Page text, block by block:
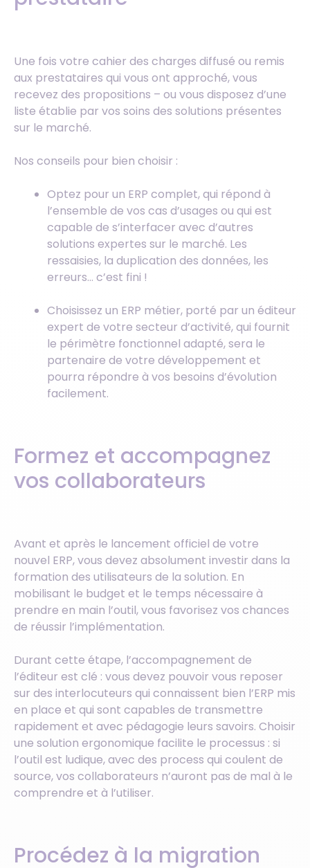
Une fois votre cahier des charges diffusé ou remis
aux prestataires qui vous ont approché, vous
recevez des propositions – ou vous disposez d’une
liste établie par vos soins des solutions présentes
sur le marché.
Nos conseils pour bien choisir :
Optez pour un ERP complet, qui répond à
l’ensemble de vos cas d’usages ou qui est
capable de s’interfacer avec d’autres
solutions expertes sur le marché. Les
ressaisies, la duplication des données, les
erreurs… c’est fini !
Choisissez un ERP métier, porté par un éditeur
expert de votre secteur d’activité, qui fournit
le périmètre fonctionnel adapté, sera le
partenaire de votre développement et
pourra répondre à vos besoins d’évolution
facilement.
Formez et accompagnez
vos collaborateurs
Avant et après le lancement officiel de votre
nouvel ERP, vous devez absolument investir dans la
formation des utilisateurs de la solution. En
mobilisant le budget et le temps nécessaire à
prendre en main l’outil, vous favorisez vos chances
de réussir l’implémentation.
Durant cette étape, l’accompagnement de
l’éditeur est clé : vous devez pouvoir vous reposer
sur des interlocuteurs qui connaissent bien l’ERP mis
en place et qui sont capables de transmettre
rapidement et avec pédagogie leurs savoirs. Choisir
une solution ergonomique facilite le processus : si
l’outil est ludique, avec des process qui coulent de
source, vos collaborateurs n’auront pas de mal à le
comprendre et à l’utiliser.
Procédez à la migration